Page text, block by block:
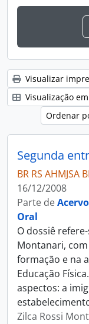
Visualizar
Visualização
Ordenar
BR RS AHMJSA
16/12/2008
Parte de
Oral
O dossiê
Montanari,
formação e na
Educação
aspectos: a
Zilca Rossi